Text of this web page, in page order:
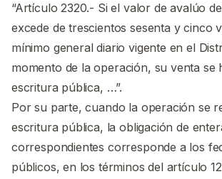
“Artículo 2320.- Si el valor de avalúo
excede de trescientos sesenta y cinco
mínimo general diario vigente en el
momento de la operación, su venta se
escritura pública, …”.
Por su parte, cuando la operación se
escritura pública, la obligación de
correspondientes corresponde a los
públicos, en los términos del artículo